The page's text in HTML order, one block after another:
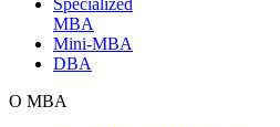
MBA
Mini-MBA
DBA
О MBA